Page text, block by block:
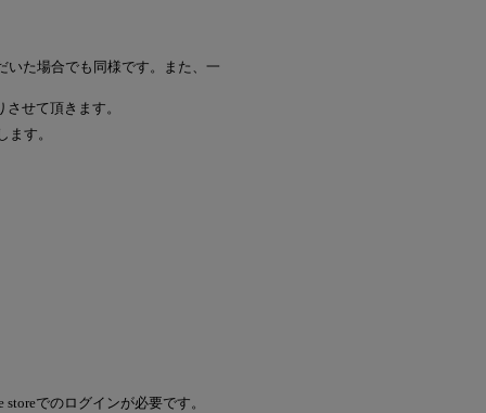
いた場合でも同様です。また、一
せて頂きます。
す。
でのログインが必要です。